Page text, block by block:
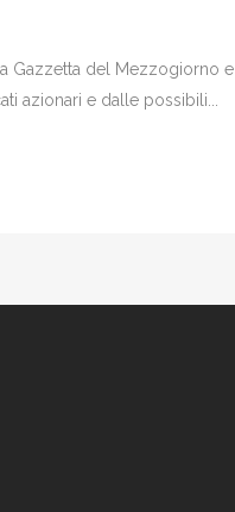
Gazzetta del Mezzogiorno e
azionari e dalle possibili...